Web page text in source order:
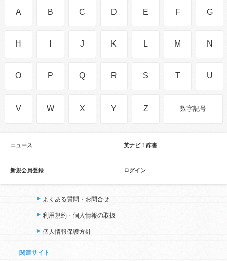
A B C D E F G
H J K L M N
O P Q R S T U
V W X Y Z 数字記号
ニュース 英ナビ！辞書
新規会員登録 ログイン
よくある質問・お問合せ
利用規約・個人情報の取扱
個人情報保護方針
関連サイト